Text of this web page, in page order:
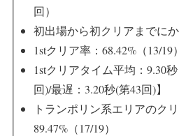
回）
初出場から初クリアまでに
1stクリア率：68.42%（13/19）
1stクリアタイム平均：9.30
回)/最遅：3.20秒(第43回)】
トランポリン系エリアのクリ
89.47%（17/19）